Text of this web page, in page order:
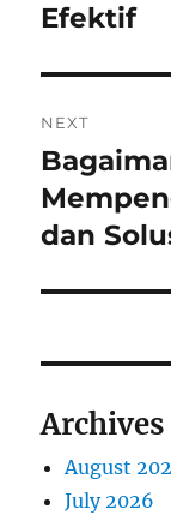
post:
Efektif
NEXT
Next
post:
dan
Archives
August
July 2026